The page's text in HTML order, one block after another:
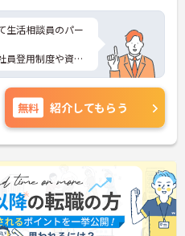
生活相談員のパー
員登用制度や資格
務が続けられるよ
イントなどさらに
軽にご相談くださ
無料 紹介してもらう